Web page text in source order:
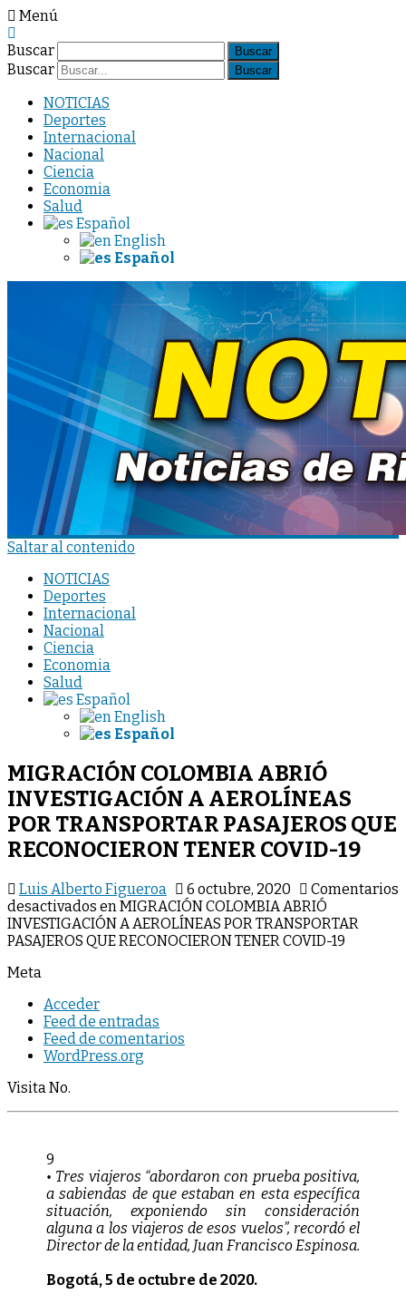
Menú
Buscar
Buscar
NOTICIAS
Deportes
Internacional
Nacional
Ciencia
Economia
Salud
Español
English
Español
Saltar al contenido
NOTICIAS
Deportes
Internacional
Nacional
Ciencia
Economia
Salud
Español
English
Español
MIGRACIÓN COLOMBIA ABRIÓ
INVESTIGACIÓN A AEROLÍNEAS
POR TRANSPORTAR PASAJEROS QUE
RECONOCIERON TENER COVID-19
Luis Alberto Figueroa 6 octubre, 2020
Comentarios
desactivados en MIGRACIÓN COLOMBIA ABRIÓ
INVESTIGACIÓN A AEROLÍNEAS POR TRANSPORTAR
PASAJEROS QUE RECONOCIERON TENER COVID-19
Meta
Acceder
Feed de entradas
Feed de comentarios
WordPress.org
Visita No.
9
• Tres viajeros “abordaron con prueba positiva,
a sabiendas de que estaban en esta específica
situación, exponiendo sin consideración
alguna a los viajeros de esos vuelos”, recordó el
Director de la entidad, Juan Francisco Espinosa.
Bogotá, 5 de octubre de 2020.